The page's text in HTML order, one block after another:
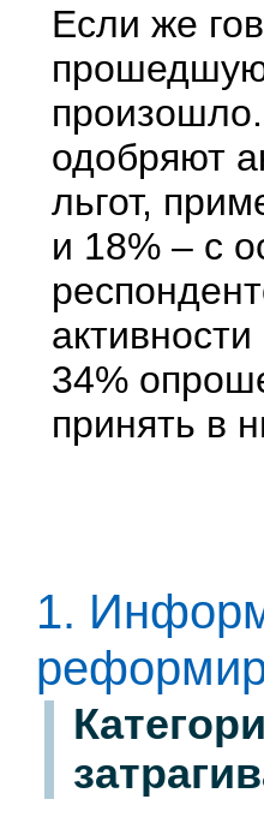
Если же
одобряют
льгот,
и 18% – с
34%
принять в
1.